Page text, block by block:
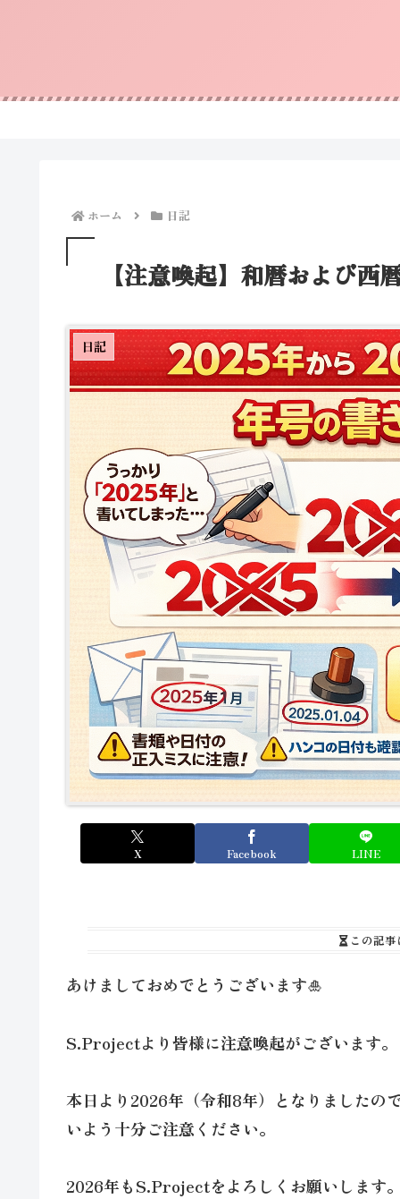
ホーム 日記
【注意喚起】和暦および西
日記
X Facebook LINE
この記事
あけましておめでとうございます🎍
S.Projectより皆様に注意喚起がございます。
本日より2026年（令和8年）となりましたの
いよう十分ご注意ください。
2026年もS.Projectをよろしくお願いします